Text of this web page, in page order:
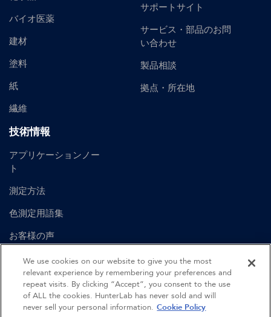
バイオ医薬
建材
塗料
紙
繊維
技術情報
アプリケーションノー
ト
測定方法
色測定用語集
お客様の声
ユーザーマニュアル
サポートサイト
サービス・部品のお問
い合わせ
製品相談
拠点・所在地
©2026Hunter Associates Laboratory, Inc.
We use cookies on our website to give you the most
relevant experience by remembering your preferences and
repeat visits. By clicking “Accept”, you consent to the use
of ALL the cookies. HunterLab has never sold and will
never sell your personal information. Cookie Policy